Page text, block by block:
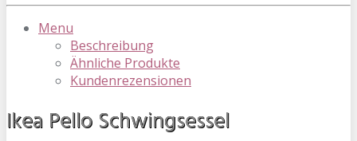
Menu
Beschreibung
Ähnliche Produkte
Kundenrezensionen
Ikea Pello Schwingsessel